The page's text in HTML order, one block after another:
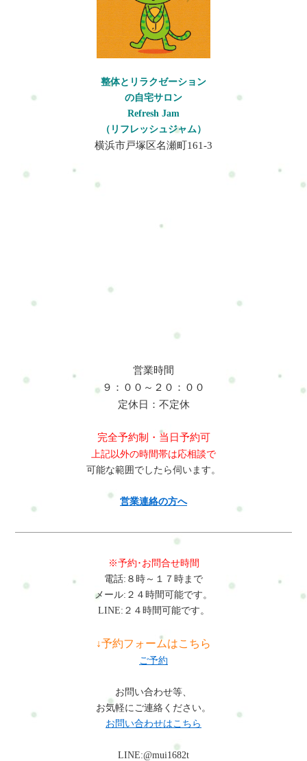
整体とリラクゼーション
の自宅サロン
Refresh Jam
（リフレッシュジャム）
横浜市戸塚区名瀬町161-3
営業時間
９：００～２０：００
定休日：不定休
完全予約制・当日予約可
上記以外の時間帯は応相談で
可能な範囲でしたら伺います。
営業連絡の方へ
※予約･お問合せ時間
電話:８時～１７時まで
メール:２４時間可能です。
LINE:２４時間可能です。
↓予約フォームはこちら
ご予約
お問い合わせ等、
お気軽にご連絡ください。
お問い合わせはこちら
LINE:@mui1682t